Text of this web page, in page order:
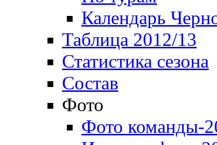
Календарь
Таблица 2012/13
Статистика сезона
Состав
Фото
Фото команды-